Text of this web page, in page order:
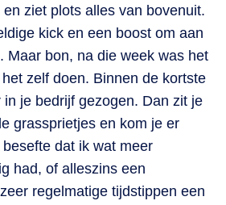
ziet plots alles van bovenuit.
kick en een boost om aan
Maar bon, na die week was het
zelf doen. Binnen de kortste
in je bedrijf gezogen. Dan zit je
grassprietjes en kom je er
dat ik wat meer
had, of alleszins een
regelmatige tijdstippen een